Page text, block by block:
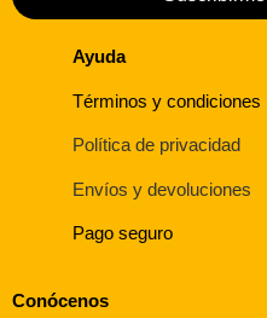
Ayuda
Términos y condiciones
Política de privacidad
Envíos y devoluciones
Pago seguro
Conócenos